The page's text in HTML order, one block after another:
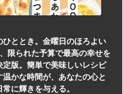
ととき。金曜日のほろよい
限られた予算で最高の幸せを
版。簡単で美味しいレシピ
かな時間が、あなたの心と
に輝きを与える。